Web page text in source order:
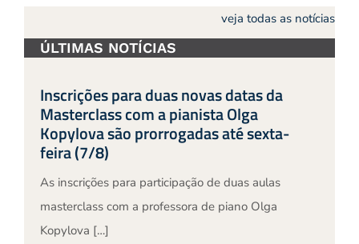
veja todas as notícias
ÚLTIMAS NOTÍCIAS
Inscrições para duas novas datas da
Masterclass com a pianista Olga
Kopylova são prorrogadas até sexta-
feira (7/8)
As inscrições para participação de duas aulas
masterclass com a professora de piano Olga
Kopylova […]